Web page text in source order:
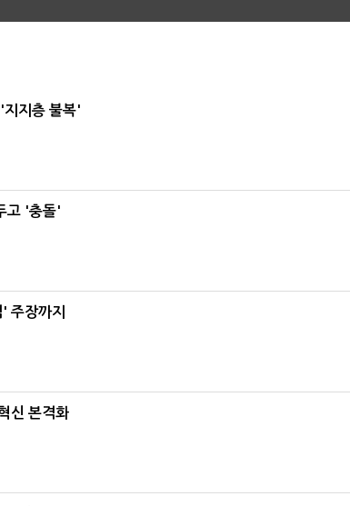
지지층 불복'
고 '충돌'
주장까지
신 본격화